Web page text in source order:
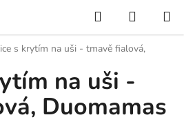
Hledat
KOŠÍK
s krytím na uši - tmavě fialová,
na uši -
Duomamas